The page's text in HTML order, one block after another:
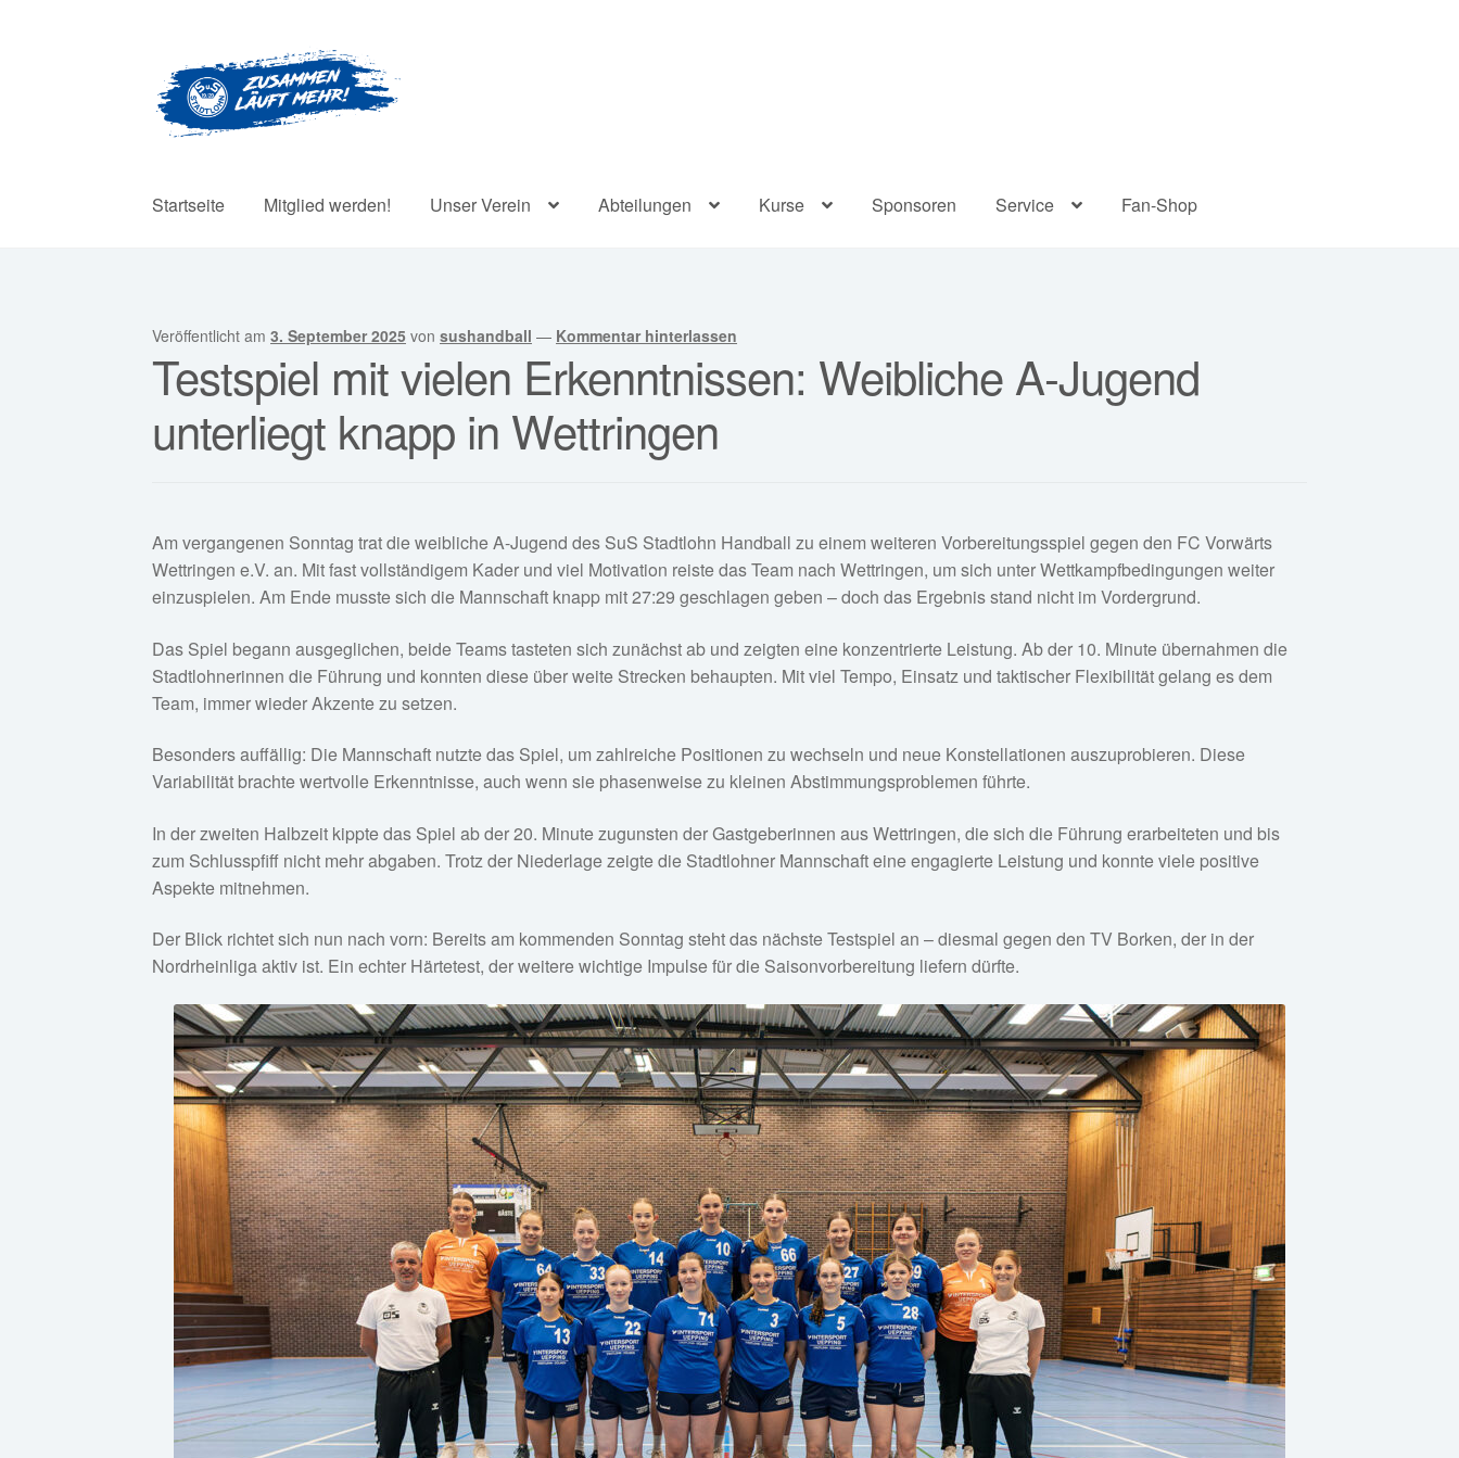
Navigation
springen
Inhalt
springen
Startseite Mitglied werden! Unser Verein Abteilungen Kurse Sponsoren Service Fan-Shop
Veröffentlicht am3. September 2025 vonsushandball — Kommentar hinterlassen
Testspiel mit vielen Erkenntnissen: Weibliche A-Jugend
unterliegt knapp in Wettringen
Am vergangenen Sonntag trat die weibliche A-Jugend des SuS Stadtlohn Handball zu einem weiteren Vorbereitungsspiel gegen den FC Vorwärts
Wettringen e.V. an. Mit fast vollständigem Kader und viel Motivation reiste das Team nach Wettringen, um sich unter Wettkampfbedingungen weiter
einzuspielen. Am Ende musste sich die Mannschaft knapp mit 27:29 geschlagen geben – doch das Ergebnis stand nicht im Vordergrund.
Das Spiel begann ausgeglichen, beide Teams tasteten sich zunächst ab und zeigten eine konzentrierte Leistung. Ab der 10. Minute übernahmen die
Stadtlohnerinnen die Führung und konnten diese über weite Strecken behaupten. Mit viel Tempo, Einsatz und taktischer Flexibilität gelang es dem
Team, immer wieder Akzente zu setzen.
Besonders auffällig: Die Mannschaft nutzte das Spiel, um zahlreiche Positionen zu wechseln und neue Konstellationen auszuprobieren. Diese
Variabilität brachte wertvolle Erkenntnisse, auch wenn sie phasenweise zu kleinen Abstimmungsproblemen führte.
In der zweiten Halbzeit kippte das Spiel ab der 20. Minute zugunsten der Gastgeberinnen aus Wettringen, die sich die Führung erarbeiteten und bis
zum Schlusspfiff nicht mehr abgaben. Trotz der Niederlage zeigte die Stadtlohner Mannschaft eine engagierte Leistung und konnte viele positive
Aspekte mitnehmen.
Der Blick richtet sich nun nach vorn: Bereits am kommenden Sonntag steht das nächste Testspiel an – diesmal gegen den TV Borken, der in der
Nordrheinliga aktiv ist. Ein echter Härtetest, der weitere wichtige Impulse für die Saisonvorbereitung liefern dürfte.